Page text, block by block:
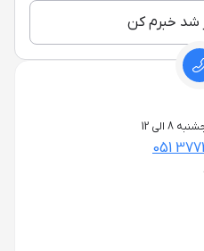
شد خبرم کن
051